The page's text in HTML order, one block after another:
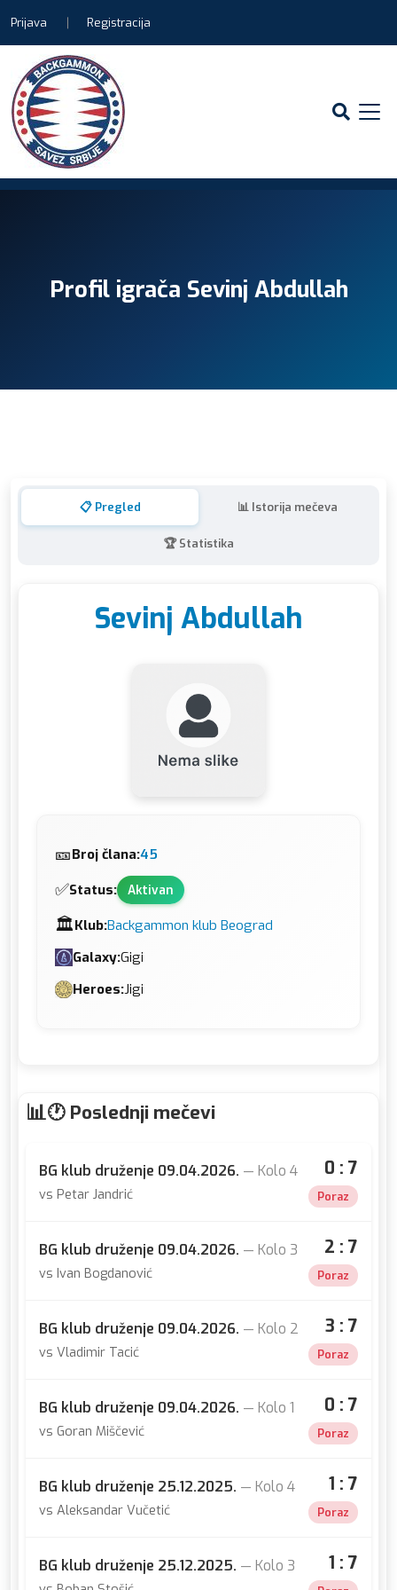
Prijava Registracija
Profil igrača Sevinj Abdullah
📋 Pregled 📊 Istorija mečeva
🏆 Statistika
Sevinj Abdullah
🎫Broj člana:45
✅Status: Aktivan
🏛️Klub:Backgammon klub Beograd
Galaxy:Gigi
Heroes:Jigi
🕐 Poslednji mečevi
BG klub druženje 09.04.2026. — Kolo 4
vs Petar Jandrić
0 : 7
Poraz
BG klub druženje 09.04.2026. — Kolo 3
vs Ivan Bogdanović
2 : 7
Poraz
BG klub druženje 09.04.2026. — Kolo 2
vs Vladimir Tacić
3 : 7
Poraz
BG klub druženje 09.04.2026. — Kolo 1
vs Goran Miščević
0 : 7
Poraz
BG klub druženje 25.12.2025. — Kolo 4
vs Aleksandar Vučetić
1 : 7
Poraz
BG klub druženje 25.12.2025. — Kolo 3 1 : 7